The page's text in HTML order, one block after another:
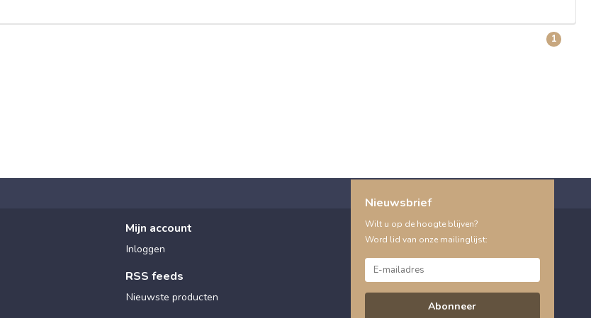
1
Mijn account
Inloggen
RSS feeds
Nieuwste producten
Nieuwsbrief
Wilt u op de hoogte blijven?
Word lid van onze mailinglijst:
Abonneer